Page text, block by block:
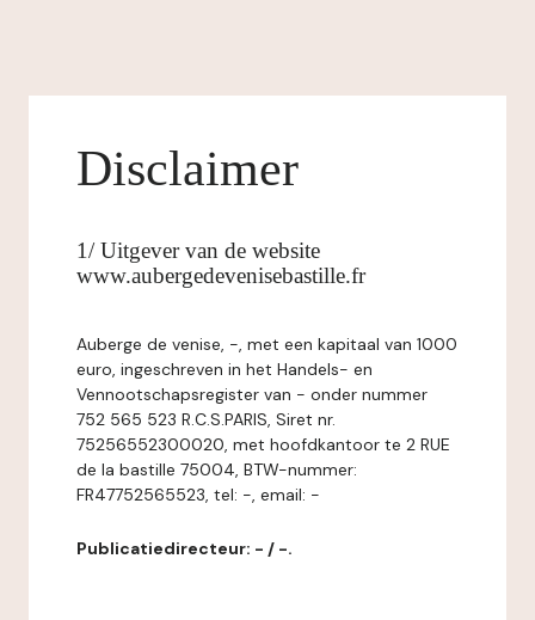
Disclaimer
1/ Uitgever van de website
www.aubergedevenisebastille.fr
Auberge de venise, -, met een kapitaal van 1000
euro, ingeschreven in het Handels- en
Vennootschapsregister van - onder nummer
752 565 523 R.C.S.PARIS, Siret nr.
75256552300020, met hoofdkantoor te 2 RUE
de la bastille 75004, BTW-nummer:
FR47752565523, tel: -, email: -
Publicatiedirecteur: - / -.